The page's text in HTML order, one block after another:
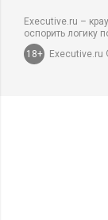
Executive.ru –
оспорить логику
18+
Executive.ru